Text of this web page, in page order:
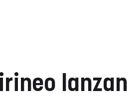
lanzan